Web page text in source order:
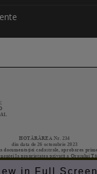
in Full Screen